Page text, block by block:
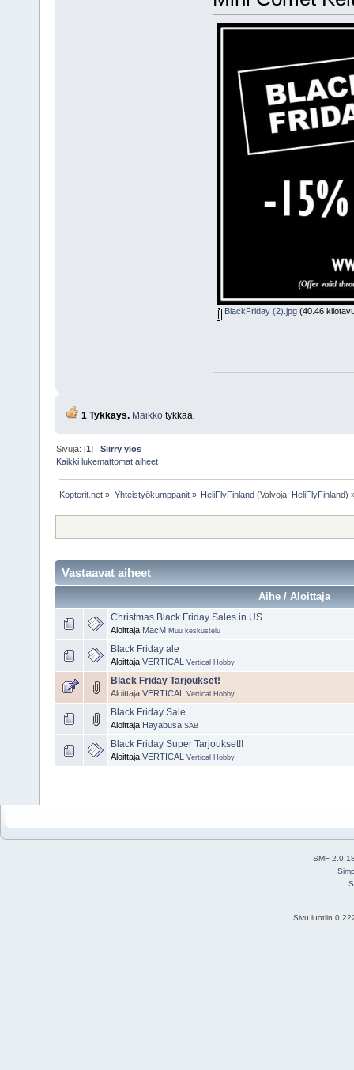
BlackFriday (2).jpg(40.46
1 Tykkäys. Maikkotykkää.
Sivuja: [1]Siirry ylös
Kaikki lukemattomat aiheet
Kopterit.net » Yhteistyökumppanit» HeliFlyFinland(Valvoja: HeliFlyFinland)
Vastaavat aiheet
Aihe / Aloittaja
Christmas Black Friday Sales in US
Aloittaja MacM Muu keskustelu
Black Friday ale
Aloittaja VERTICAL Vertical Hobby
Black Friday Tarjoukset!
Aloittaja VERTICAL Vertical Hobby
Black Friday Sale
Aloittaja Hayabusa SAB
Black Friday Super Tarjoukset!!
Aloittaja VERTICAL Vertical Hobby
SMF
Sivu luotiin